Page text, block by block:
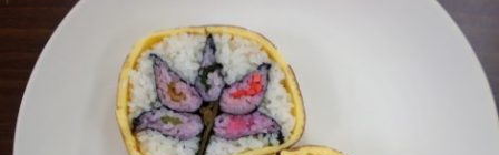
教
定
で
す。
体